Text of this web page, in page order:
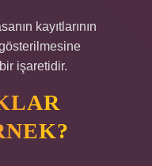
kayıtlarının
gösterilmesine
işaretidir.